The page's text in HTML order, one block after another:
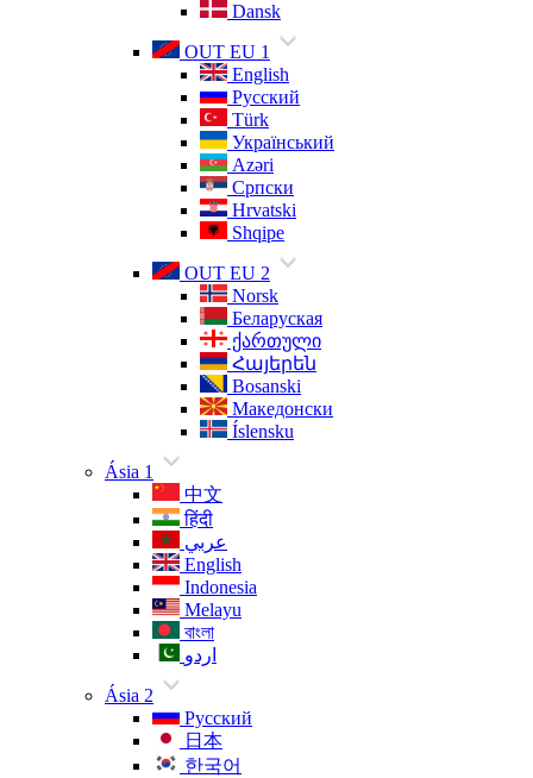
Dansk
OUT EU 1
English
Русский
Türk
Український
Azəri
Српски
Hrvatski
Shqipe
OUT EU 2
Norsk
Беларуская
ქართული
Հայերեն
Bosanski
Македонски
Íslensku
Ásia 1
中文
हिंदी
عربي
English
Indonesia
Melayu
বাংলা
اردو
Ásia 2
Русский
日本
한국어